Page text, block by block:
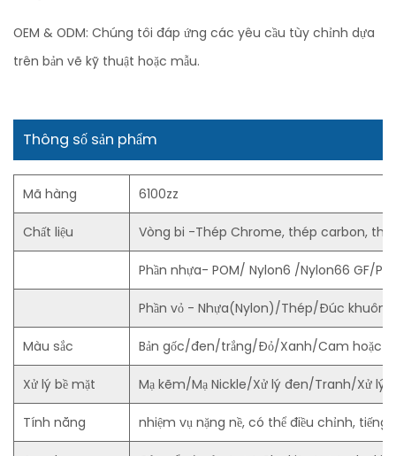
OEM & ODM: Chúng tôi đáp ứng các yêu cầu tùy chỉnh dựa
trên bản vẽ kỹ thuật hoặc mẫu.
Thông số sản phẩm
Mã hàng 6100zz
Chất liệu Vòng bi -Thép Chrome, thép carbon,
Phần nhựa- POM/ Nylon6 /Nylon66 GF/
Phần vỏ - Nhựa(Nylon)/Thép/Đúc khuôn
Màu sắc Bản gốc/đen/trắng/Đỏ/Xanh/Cam hoặc
Xử lý bề mặt Mạ kẽm/Mạ Nickle/Xử lý đen/Tranh/Xử lý
Tính năng nhiệm vụ nặng nề, có thể điều chỉnh,